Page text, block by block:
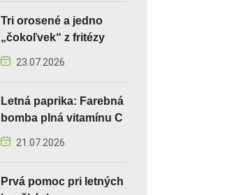
Tri orosené a jedno
„čokoľvek“ z fritézy
23.07.2026
Letná paprika: Farebná
bomba plná vitamínu C
21.07.2026
Prvá pomoc pri letných